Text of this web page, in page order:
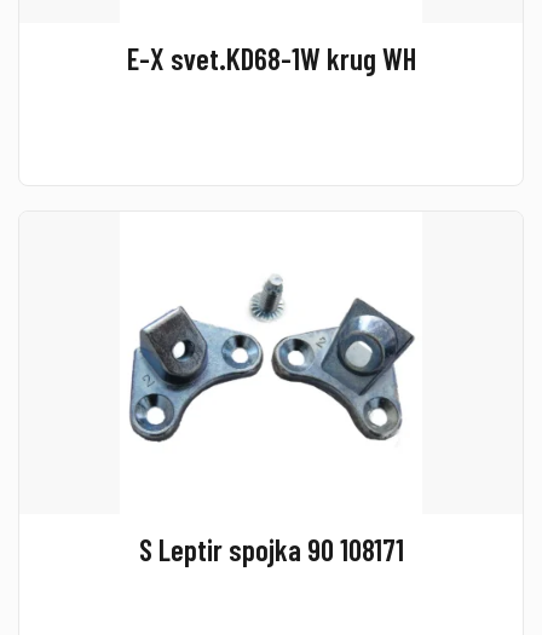
E-X svet.KD68-1W krug WH
S Leptir spojka 90 108171